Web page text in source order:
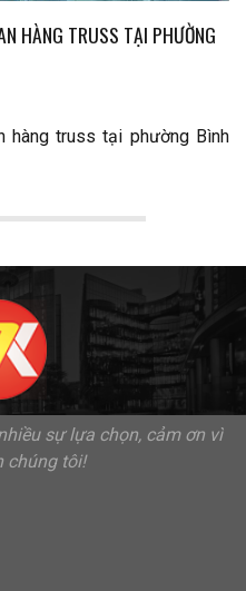
HÀNG TRUSS TẠI PHƯỜNG
hàng truss tại phường Bình
sự lựa chọn, cảm ơn vì
chúng tôi!